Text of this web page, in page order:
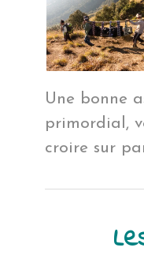
Une bonne
primordial,
croire sur